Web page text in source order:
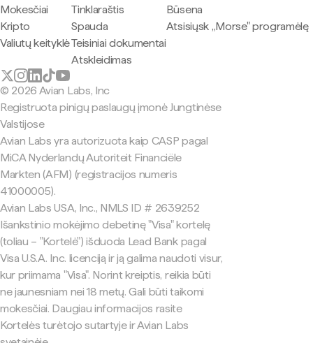
Mokesčiai
Kripto
Valiutų keityklė
Tinklaraštis
Spauda
Teisiniai dokumentai
Atskleidimas
Būsena
Atsisiųsk „Morse" programėlę
© 2026 Avian Labs, Inc
Registruota pinigų paslaugų įmonė Jungtinėse
Valstijose
Avian Labs yra autorizuota kaip CASP pagal
MiCA Nyderlandų Autoriteit Financiële
Markten (AFM) (registracijos numeris
41000005).
Avian Labs USA, Inc., NMLS ID # 2639252
Išankstinio mokėjimo debetinę "Visa" kortelę
(toliau – "Kortelė") išduoda Lead Bank pagal
Visa U.S.A. Inc. licenciją ir ją galima naudoti visur,
kur priimama "Visa". Norint kreiptis, reikia būti
ne jaunesniam nei 18 metų. Gali būti taikomi
mokesčiai. Daugiau informacijos rasite
Kortelės turėtojo sutartyje ir Avian Labs